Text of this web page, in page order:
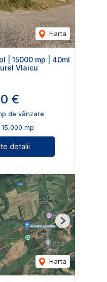
Harta
| 15000 mp | 40ml
Vlaicu
€
de vânzare
15,000 mp
detalii
Harta
Next